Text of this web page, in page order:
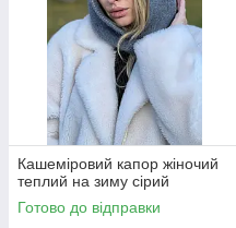
Кашеміровий капор жіночий
теплий на зиму сірий
Готово до відправки